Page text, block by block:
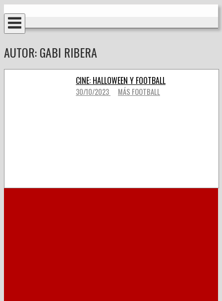
al
contenido
AUTOR:GABI RIBERA
CINE: HALLOWEEN Y FOOTBALL
30/10/2023 MÁS FOOTBALL